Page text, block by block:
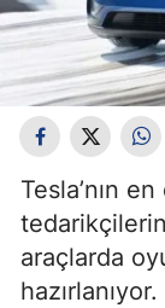
Tesla’nın
araçlarda